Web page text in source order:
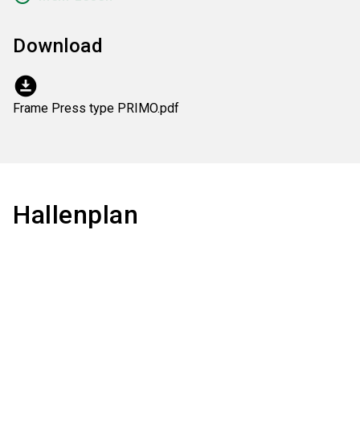
Download
download_for_offline
Frame Press type PRIMO.pdf
Hallenplan